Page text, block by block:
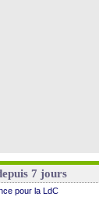
7 jours
pour la LdC